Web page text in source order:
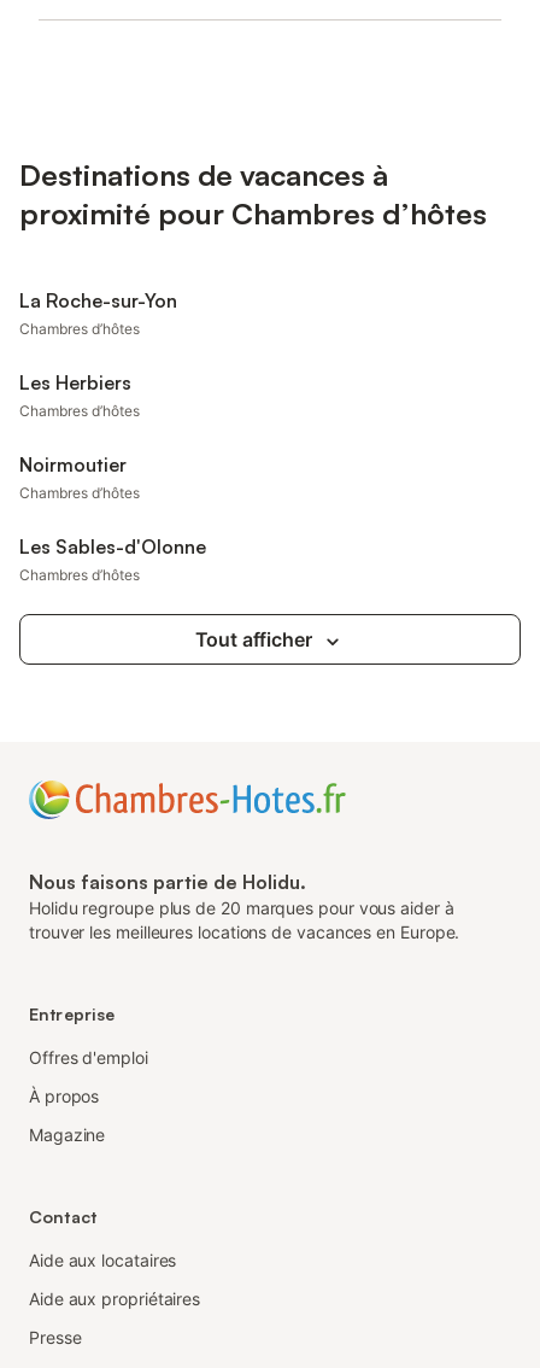
Destinations de vacances à
proximité pour Chambres d’hôtes
La Roche-sur-Yon
Chambres d’hôtes
Les Herbiers
Chambres d’hôtes
Noirmoutier
Chambres d’hôtes
Les Sables-d'Olonne
Chambres d’hôtes
Tout afficher
Nous faisons partie de Holidu.
Holidu regroupe plus de 20 marques pour vous aider à
trouver les meilleures locations de vacances en Europe.
Entreprise
Offres d'emploi
À propos
Magazine
Contact
Aide aux locataires
Aide aux propriétaires
Presse